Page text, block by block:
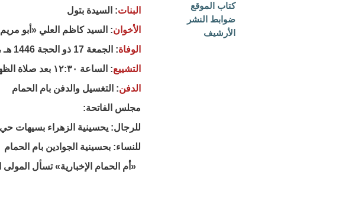
كتاب الموقع
ضوابط النشر
الأرشيف
البنات: السيدة بتول
الأخوان: السيد كاظم العلي «أبو
الوفاة: الجمعة 17 ذو الحجة 1446 هـ ، الموافق 13 يونيو 2025م
التشييع: الساعة ١٢:٣٠ بعد صلاة الظهر من المغتسل
الدفن: التغسيل والدفن بام الحمام
مجلس الفاتحة:
للرجال: يحسينية الزهراء بسيهات حي
للنساء: بحسينية الجوادين بام الحمام
«أم الحمام الإخبارية» تسأل